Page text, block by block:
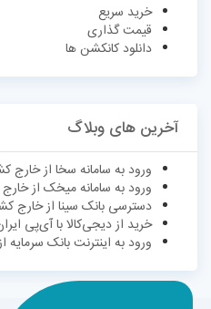
خرید سریع
قیمت گذاری
دانلود کانکشن ها
آخرین های وبلاگ
ورود به سامانه سخا از خارج کشور
ورود به سامانه میخک از خارج
دسترسی بانک سینا از خارج کشور
خرید از دیجی‌کالا با آی‌پی ایران
ورود به اینترنت بانک سرمایه از